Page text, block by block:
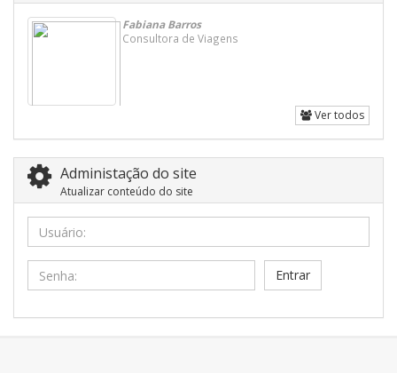
Fabiana Barros
Consultora de Viagens
Ver todos
Administação do site
Atualizar conteúdo do site
Usuário:
Senha: